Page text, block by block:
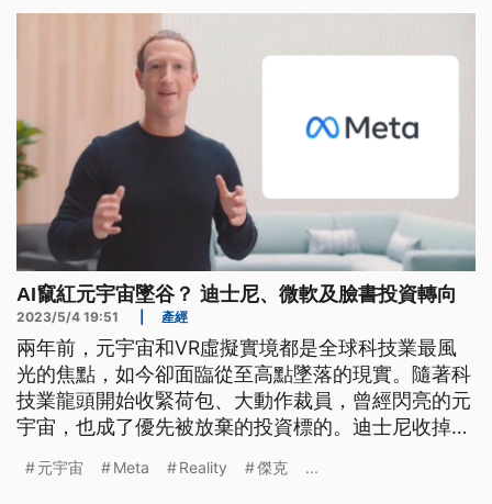
AI竄紅元宇宙墜谷？ 迪士尼、微軟及臉書投資轉向
2023/5/4 19:51 產經
兩年前，元宇宙和VR虛擬實境都是全球科技業最風
光的焦點，如今卻面臨從至高點墜落的現實。隨著科
技業龍頭開始收緊荷包、大動作裁員，曾經閃亮的元
宇宙，也成了優先被放棄的投資標的。迪士尼收掉元
改名為Ｍeta的祖克柏也揮別元宇宙，轉向AI人工智
元宇宙 Meta Reality 傑克 ...